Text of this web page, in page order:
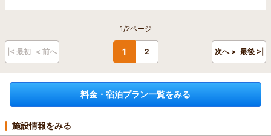
1/2ページ
|< 最初 < 前へ 1 2 次へ > 最後 >|
料金・宿泊プラン一覧をみる
施設情報をみる